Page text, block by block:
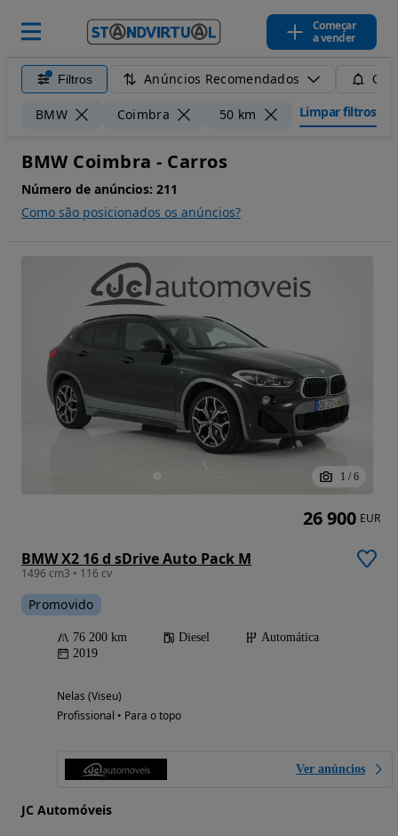
Começar
a vender
Filtros Anúncios Recomendados
BMW Coimbra 50 km Limpar filtros
BMW Coimbra - Carros
Número de anúncios: 211
Como são posicionados os anúncios?
1 / 6
BMW X2 16 d sDrive Auto Pack M
1496 cm3 • 116 cv
Promovido
76 200 km Diesel
Automática
2019
Nelas (Viseu)
Profissional • Para o topo
Ver anúncios
JC Automóveis
26 900 EUR